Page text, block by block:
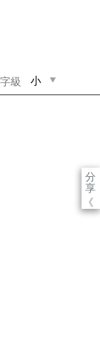
字級 小
分
享
《